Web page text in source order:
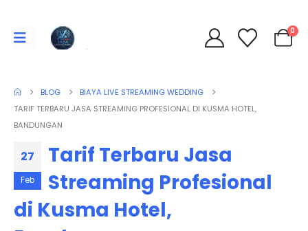
0
BLOG
BIAYA LIVE STREAMING WEDDING
TARIF TERBARU JASA STREAMING PROFESIONAL DI KUSMA HOTEL,
BANDUNGAN
27
Feb
Tarif Terbaru Jasa
Streaming Profesional
di Kusma Hotel,